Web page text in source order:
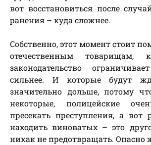
вот восстановиться после
ранения – куда сложнее.
Собственно, этот момент стоит
отечественным товарищам,
законодательство
сильнее. И которые будут
значительно дольше, потому
некоторые, полицейские
пресекать преступления, а вот
находить виноватых – это
никак не предотвращать. Опасно